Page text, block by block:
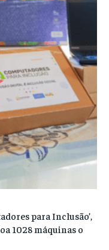
para Inclusão’,
1028 máquinas o